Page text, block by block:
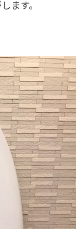
ます。